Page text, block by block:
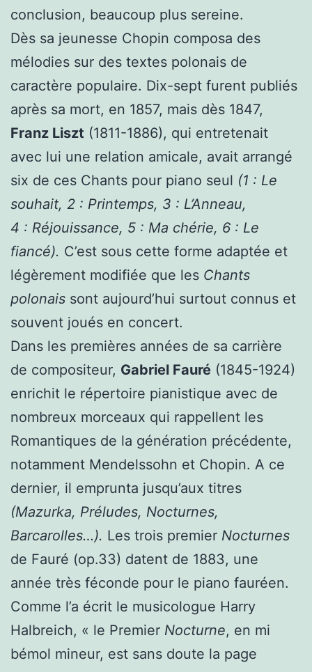
conclusion, beaucoup plus sereine.
Dès sa jeunesse Chopin composa des
mélodies sur des textes polonais de
caractère populaire. Dix-sept furent publiés
après sa mort, en 1857, mais dès 1847,
Franz Liszt (1811-1886), qui entretenait
avec lui une relation amicale, avait arrangé
six de ces Chants pour piano seul (1 : Le
souhait, 2 : Printemps, 3 : L’Anneau,
4 : Réjouissance, 5 : Ma chérie, 6 : Le
fiancé). C’est sous cette forme adaptée et
légèrement modifiée que les Chants
polonais sont aujourd’hui surtout connus et
souvent joués en concert.
Dans les premières années de sa carrière
de compositeur, Gabriel Fauré (1845-1924)
enrichit le répertoire pianistique avec de
nombreux morceaux qui rappellent les
Romantiques de la génération précédente,
notamment Mendelssohn et Chopin. A ce
dernier, il emprunta jusqu’aux titres
(Mazurka, Préludes, Nocturnes,
Barcarolles…). Les trois premier Nocturnes
de Fauré (op.33) datent de 1883, une
année très féconde pour le piano fauréen.
Comme l’a écrit le musicologue Harry
Halbreich, « le Premier Nocturne, en mi
bémol mineur, est sans doute la page